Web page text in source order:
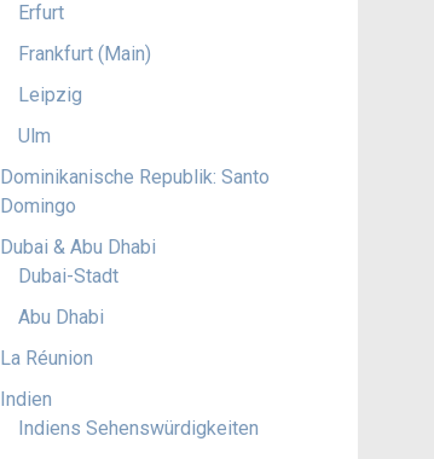
Erfurt
Frankfurt (Main)
Leipzig
Ulm
Dominikanische Republik: Santo
Domingo
Dubai & Abu Dhabi
Dubai-Stadt
Abu Dhabi
La Réunion
Indien
Indiens Sehenswürdigkeiten